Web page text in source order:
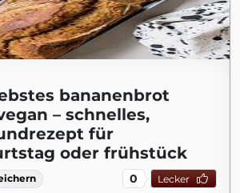
bananenbrot
– schnelles,
für
oder frühstück
0 Lecker